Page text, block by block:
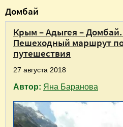
В
ы
Домбай
Крым – Адыгея – Домбай.
Пешеходный маршрут
путешествия
27 августа 2018
Автор: Яна Баранова